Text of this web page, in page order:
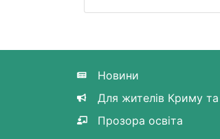
Новини
Для жителів Криму
Прозора освіта